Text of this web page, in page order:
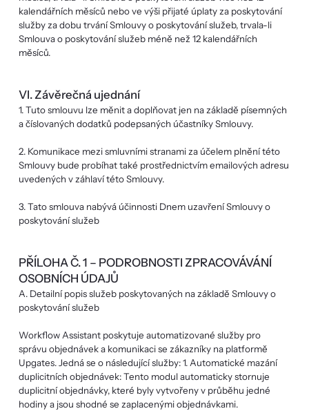
kalendářních měsíců nebo ve výši přijaté úplaty za poskytování
služby za dobu trvání Smlouvy o poskytování služeb, trvala-li
Smlouva o poskytování služeb méně než 12 kalendářních
měsíců.
VI. Závěrečná ujednání
1. Tuto smlouvu lze měnit a doplňovat jen na základě písemných
a číslovaných dodatků podepsaných účastníky Smlouvy.
2. Komunikace mezi smluvními stranami za účelem plnění této
Smlouvy bude probíhat také prostřednictvím emailových adresu
uvedených v záhlaví této Smlouvy.
3. Tato smlouva nabývá účinnosti Dnem uzavření Smlouvy o
poskytování služeb
PŘÍLOHA Č. 1 – PODROBNOSTI ZPRACOVÁVÁNÍ
OSOBNÍCH ÚDAJŮ
A. Detailní popis služeb poskytovaných na základě Smlouvy o
poskytování služeb
Workflow Assistant poskytuje automatizované služby pro
správu objednávek a komunikaci se zákazníky na platformě
Upgates. Jedná se o následující služby: 1. Automatické mazání
duplicitních objednávek: Tento modul automaticky stornuje
duplicitní objednávky, které byly vytvořeny v průběhu jedné
hodiny a jsou shodné se zaplacenými objednávkami.